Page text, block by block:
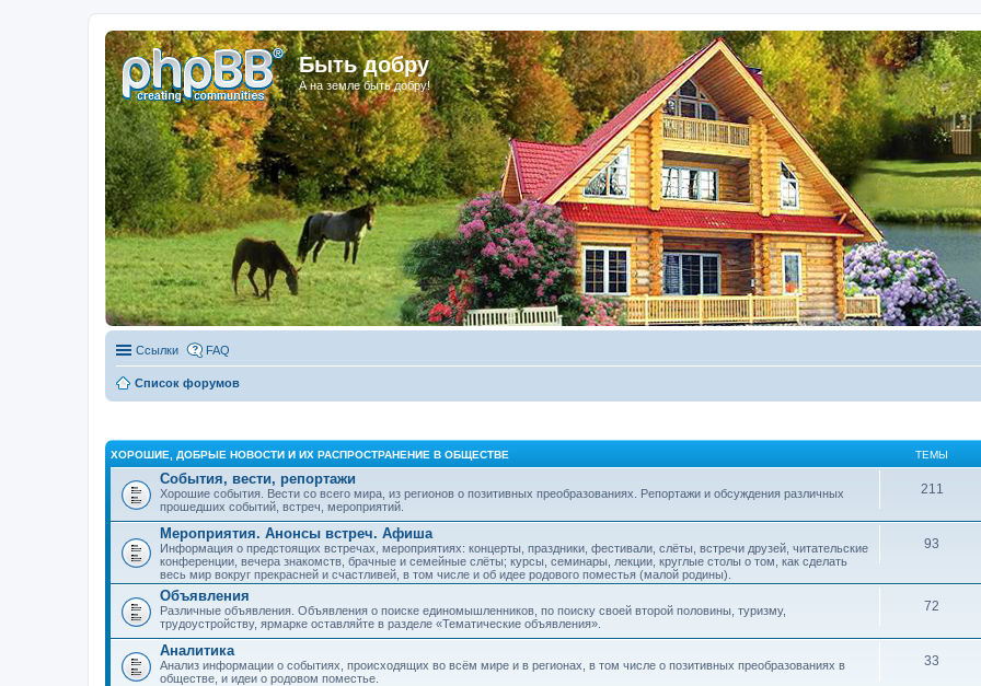
Быть добру
А на земле быть добру!
Ссылки FAQ
Список форумов
ХОРОШИЕ, ДОБРЫЕ НОВОСТИ И ИХ РАСПРОСТРАНЕНИЕ В ОБЩЕСТВЕ ТЕМЫ
События, вести, репортажи
Хорошие события. Вести со всего мира, из регионов о позитивных преобразованиях. Репортажи и обсуждения различных
прошедших событий, встреч, мероприятий.
211
Мероприятия. Анонсы встреч. Афиша
Информация о предстоящих встречах, мероприятиях: концерты, праздники, фестивали, слёты, встречи друзей, читательские
конференции, вечера знакомств, брачные и семейные слёты; курсы, семинары, лекции, круглые столы о том, как сделать
весь мир вокруг прекрасней и счастливей, в том числе и об идее родового поместья (малой родины).
93
Объявления
Различные объявления. Объявления о поиске единомышленников, по поиску своей второй половины, туризму,
трудоустройству, ярмарке оставляйте в разделе «Тематические объявления».
72
Аналитика
Анализ информации о событиях, происходящих во всём мире и в регионах, в том числе о позитивных преобразованиях в
обществе, и идеи о родовом поместье.
33